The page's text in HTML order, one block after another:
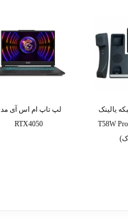
یالینک
T58W
لپ تاپ ام اس آی
RTX4050